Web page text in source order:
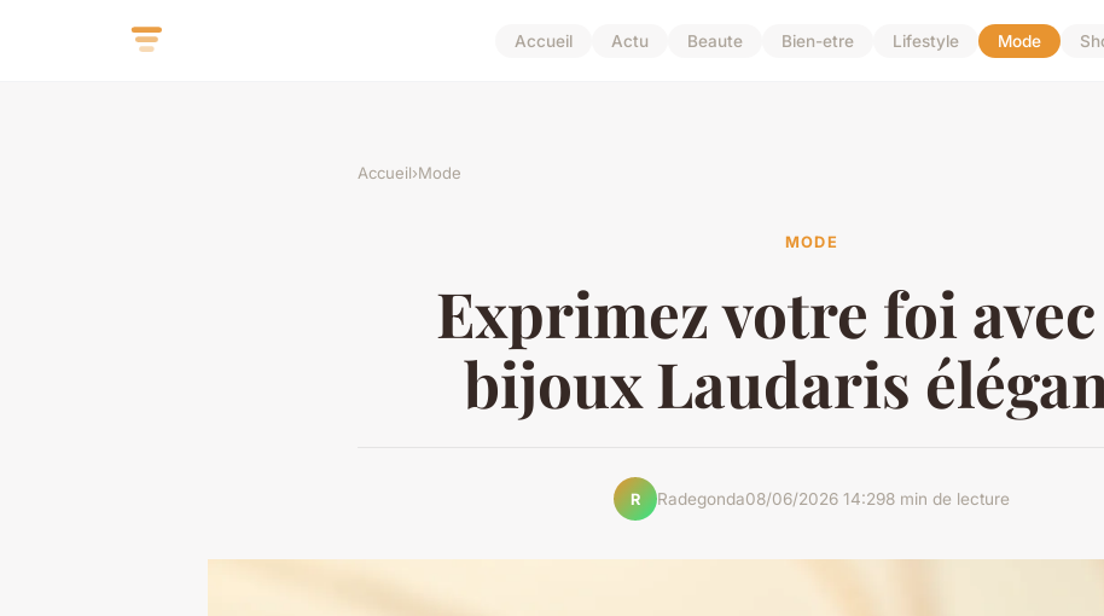
Accueil Actu Beaute Bien-etre Lifestyle Mode
Accueil›Mode
MODE
Exprimez votre foi
bijoux Laudaris
R Radegonda08/06/2026 14:298 min de lecture